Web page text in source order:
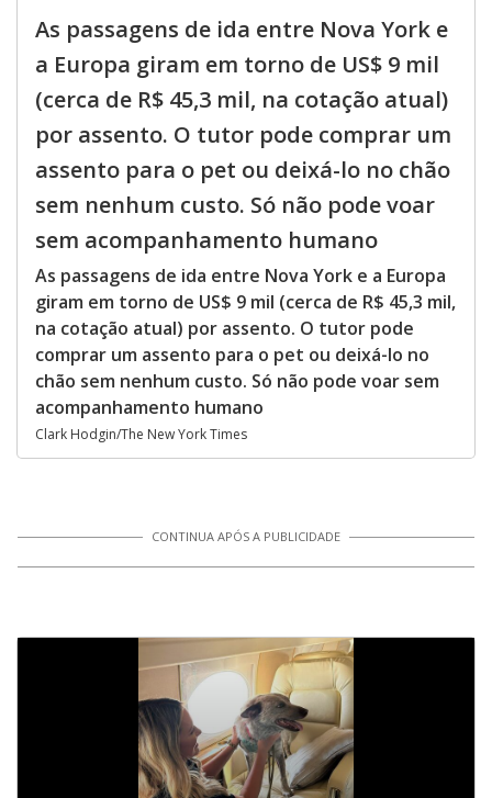
As passagens de ida entre Nova York e
a Europa giram em torno de US$ 9 mil
(cerca de R$ 45,3 mil, na cotação atual)
por assento. O tutor pode comprar um
assento para o pet ou deixá-lo no chão
sem nenhum custo. Só não pode voar
sem acompanhamento humano
As passagens de ida entre Nova York e a Europa
giram em torno de US$ 9 mil (cerca de R$ 45,3 mil,
na cotação atual) por assento. O tutor pode
comprar um assento para o pet ou deixá-lo no
chão sem nenhum custo. Só não pode voar sem
acompanhamento humano
Clark Hodgin/The New York Times
CONTINUA APÓS A PUBLICIDADE